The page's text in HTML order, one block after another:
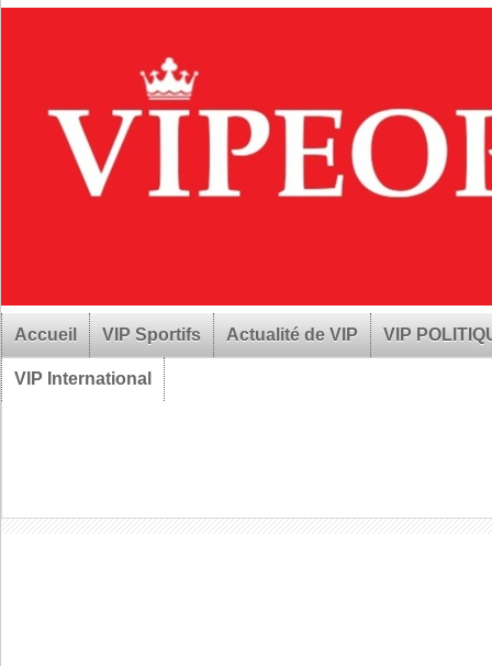
Accueil VIP Sportifs Actualité de VIP VIP
VIP International